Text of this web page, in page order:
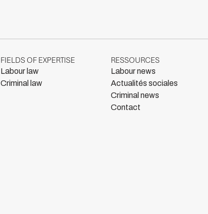
FIELDS OF EXPERTISE
Labour law
Criminal law
RESSOURCES
Labour news
Actualités sociales
Criminal news
Contact